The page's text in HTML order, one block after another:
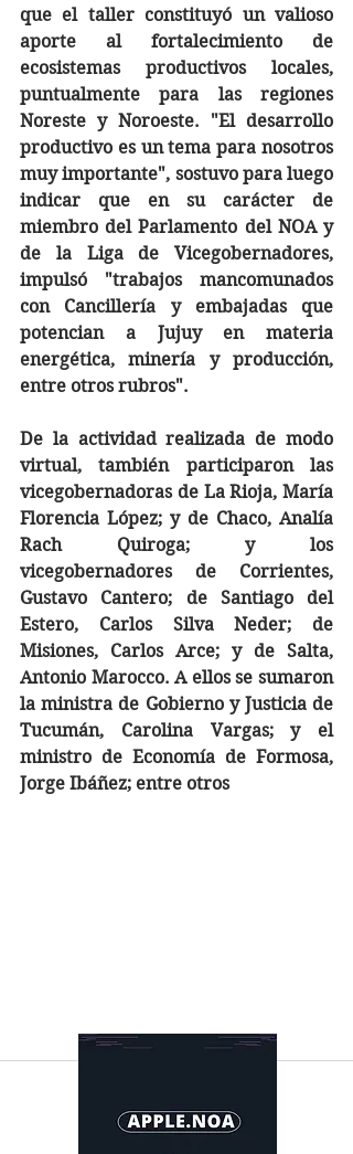
que el taller constituyó un valioso
aporte al fortalecimiento de
ecosistemas productivos locales,
puntualmente para las regiones
Noreste y Noroeste. "El desarrollo
productivo es un tema para nosotros
muy importante", sostuvo para luego
indicar que en su carácter de
miembro del Parlamento del NOA y
de la Liga de Vicegobernadores,
impulsó "trabajos mancomunados
con Cancillería y embajadas que
potencian a Jujuy en materia
energética, minería y producción,
entre otros rubros".
De la actividad realizada de modo
virtual, también participaron las
vicegobernadoras de La Rioja, María
Florencia López; y de Chaco, Analía
Rach Quiroga; y los
vicegobernadores de Corrientes,
Gustavo Cantero; de Santiago del
Estero, Carlos Silva Neder; de
Misiones, Carlos Arce; y de Salta,
Antonio Marocco. A ellos se sumaron
la ministra de Gobierno y Justicia de
Tucumán, Carolina Vargas; y el
ministro de Economía de Formosa,
Jorge Ibáñez; entre otros